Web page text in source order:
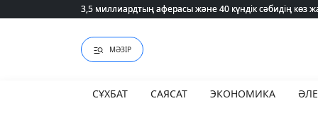
3,5 миллиардтың аферасы және 40 күндік сәбидің
3,5 миллиардтың аферасы және 40 күндік сәбидің
МӘЗІР
СҰХБАТ САЯСАТ ЭКОНОМИКА